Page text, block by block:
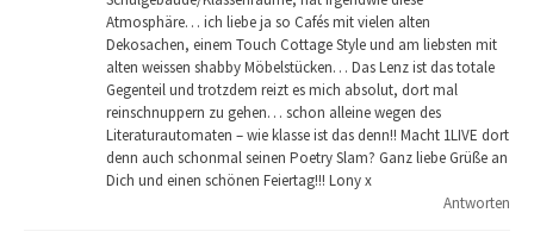
Atmosphäre… ich liebe ja so Cafés mit vielen alten
Dekosachen, einem Touch Cottage Style und am liebsten mit
alten weissen shabby Möbelstücken… Das Lenz ist das totale
Gegenteil und trotzdem reizt es mich absolut, dort mal
reinschnuppern zu gehen… schon alleine wegen des
Literaturautomaten – wie klasse ist das denn!! Macht 1LIVE dort
denn auch schonmal seinen Poetry Slam? Ganz liebe Grüße an
Dich und einen schönen Feiertag!!! Lony x
Antworten